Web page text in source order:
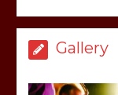
Gallery